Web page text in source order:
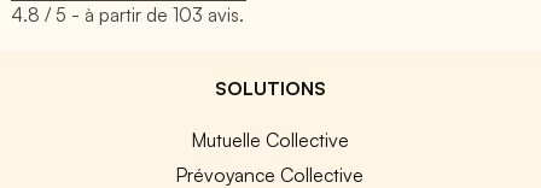
4.8 / 5 - à partir de103 avis.
SOLUTIONS
Mutuelle Collective
Prévoyance Collective